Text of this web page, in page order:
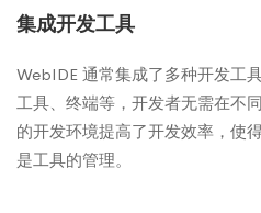
集成开发工具
WebIDE 通常集成了多种开发工
工具、终端等，开发者无需在不
的开发环境提高了开发效率，使
是工具的管理。